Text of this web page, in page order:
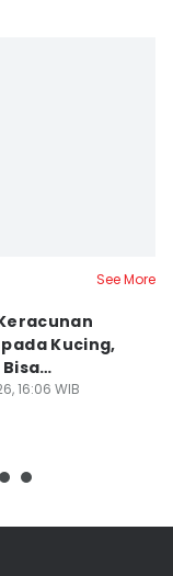
See More
Kucing,
16:06 WIB